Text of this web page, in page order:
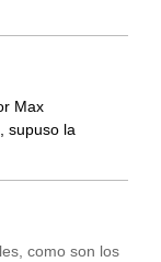
Max
supuso la
como son los